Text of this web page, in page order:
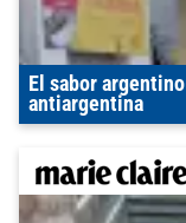
El sabor
antiargentina